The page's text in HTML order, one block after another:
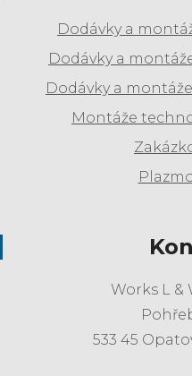
Dodávky a
Dodávky a
Dodávky a
Montáže
Works L &
533 45